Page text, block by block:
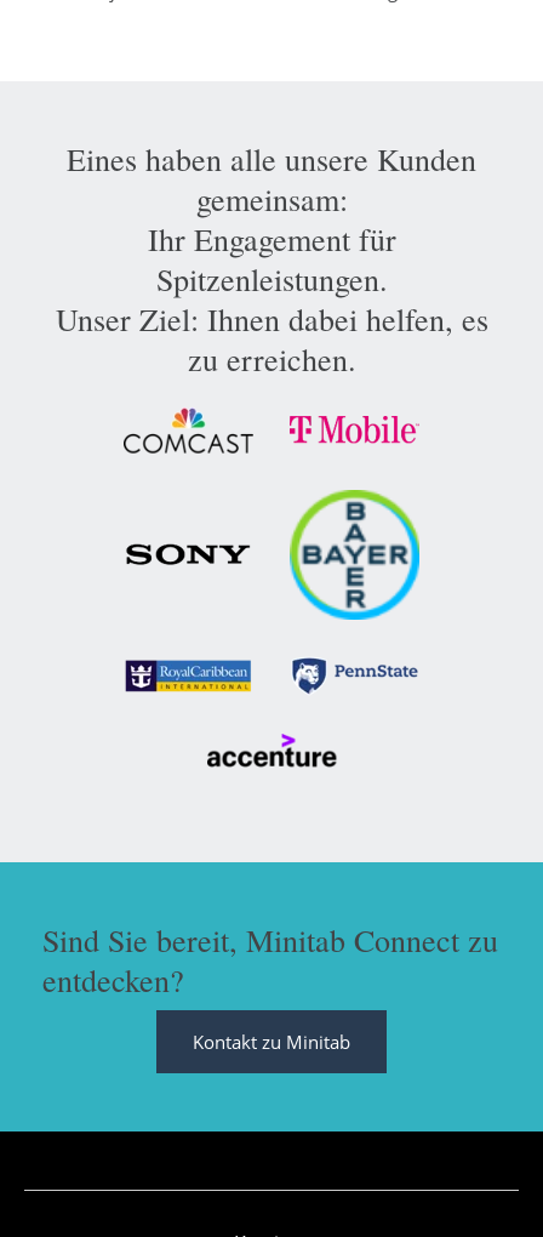
Eines haben alle unsere Kunden
gemeinsam:
Ihr Engagement für
Spitzenleistungen.
Unser Ziel: Ihnen dabei helfen, es
zu erreichen.
Sind Sie bereit, Minitab Connect zu
entdecken?
Kontakt zu Minitab